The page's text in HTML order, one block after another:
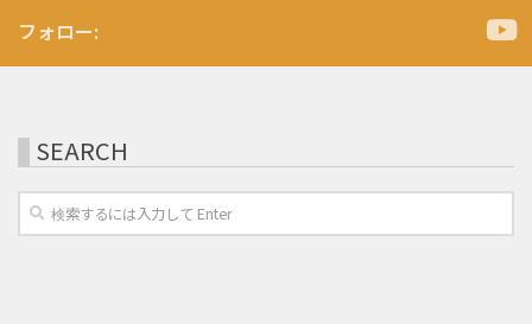
フォロー:
SEARCH